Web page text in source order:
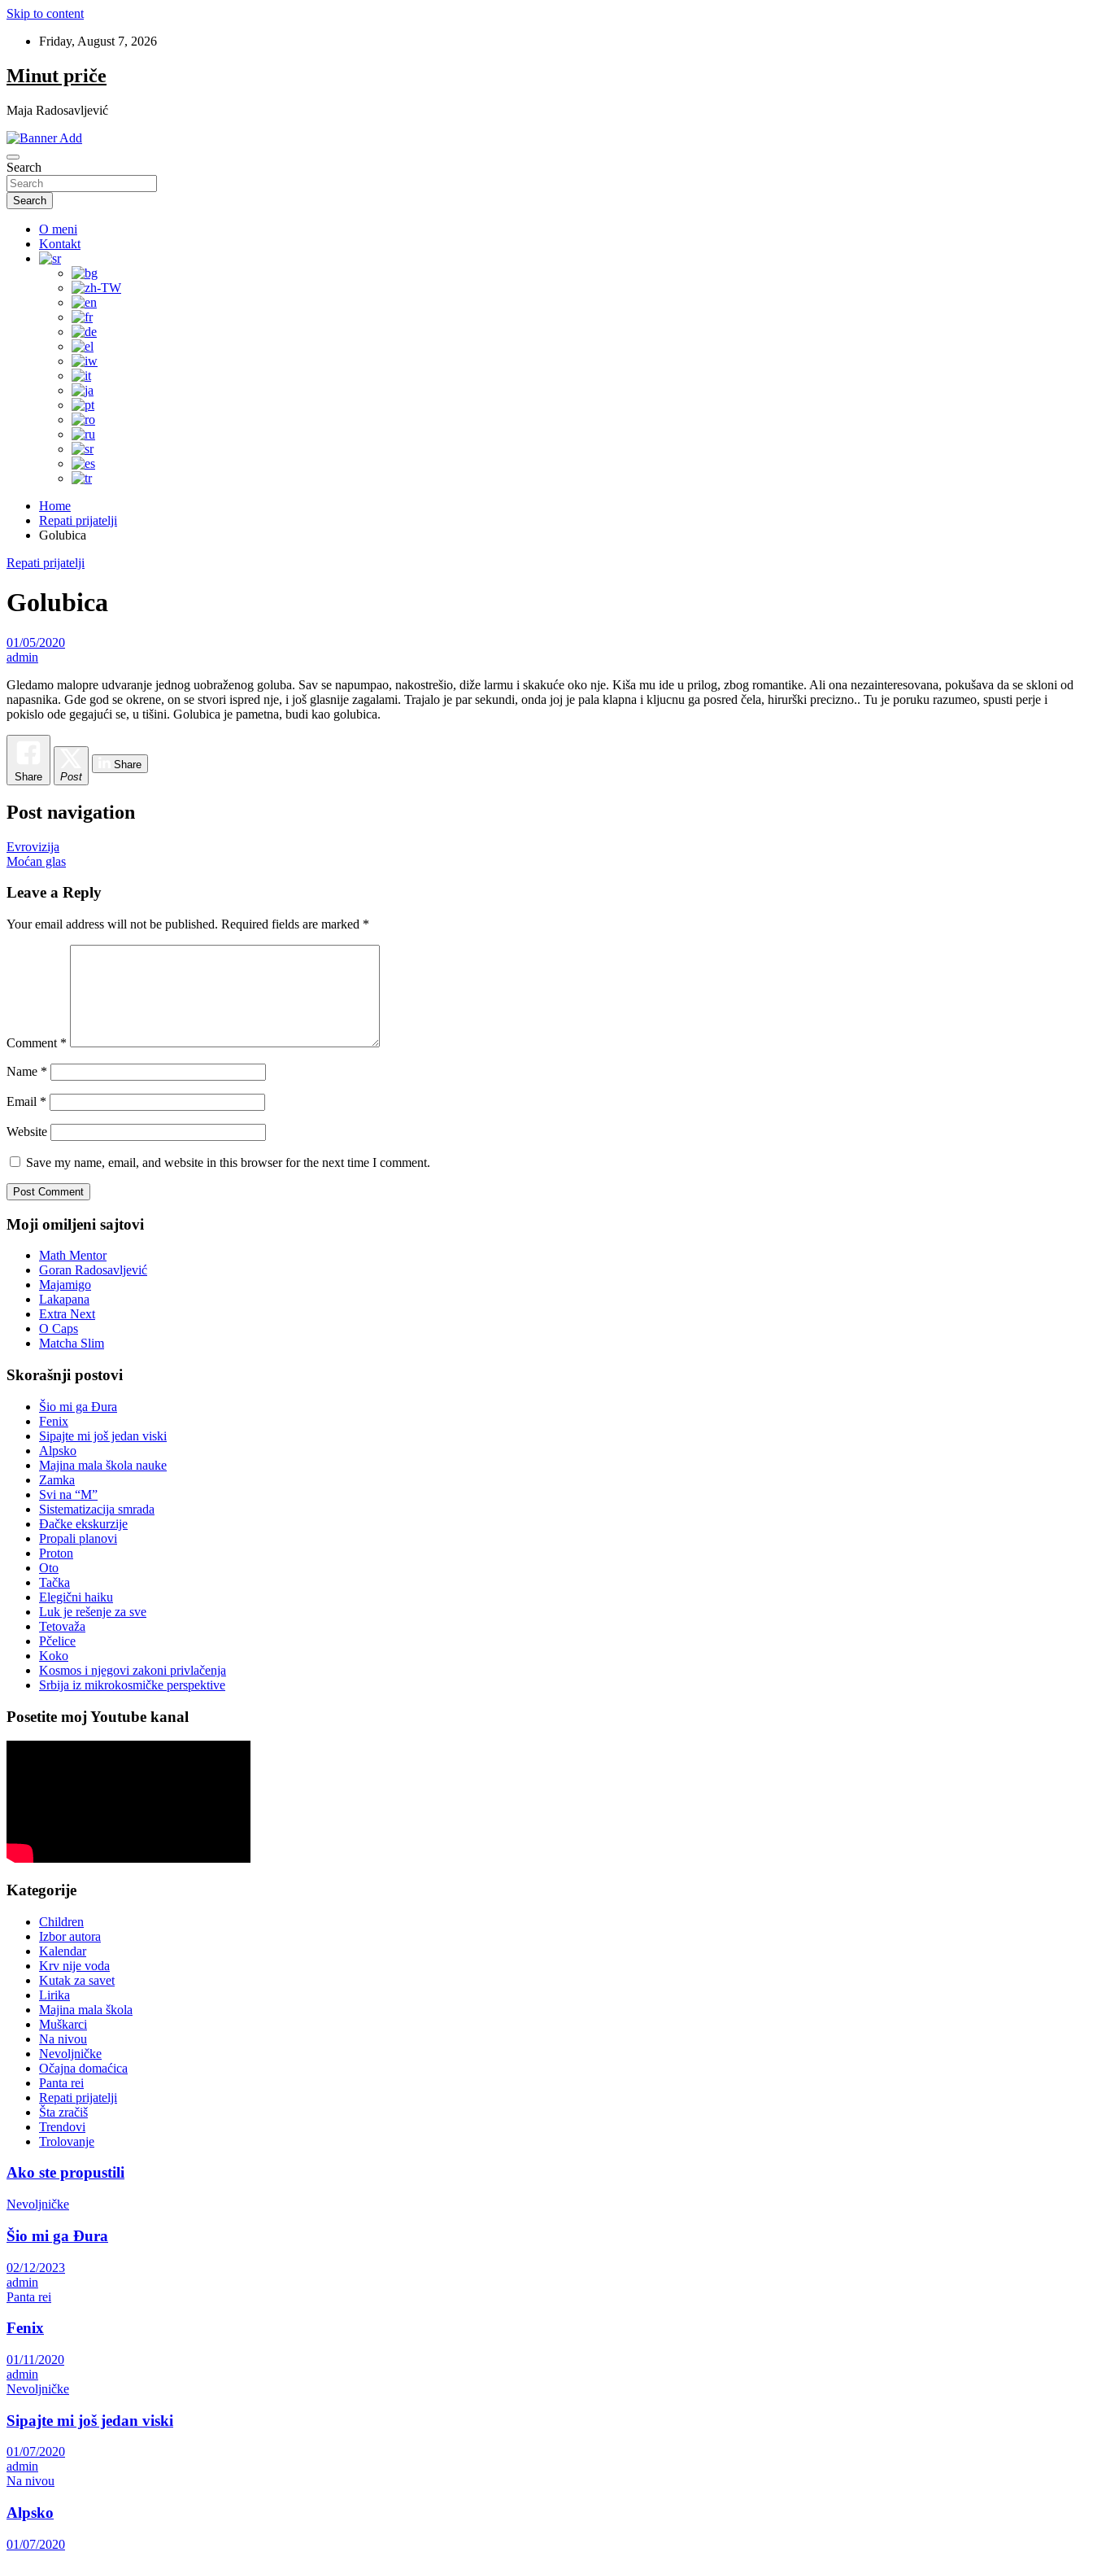
Skip to content
Friday, August 7, 2026
Minut priče
Maja Radosavljević
Search
Search
O meni
Kontakt
Home
Repati prijatelji
Golubica
Repati prijatelji
Golubica
01/05/2020
admin
Gledamo malopre udvaranje jednog uobraženog goluba. Sav se napumpao, nakostrešio, diže larmu i skakuće oko nje. Kiša mu ide u prilog, zbog romantike. Ali ona nezainteresovana, pokušava da se skloni od
napasnika. Gde god se okrene, on se stvori ispred nje, i još glasnije zagalami. Trajalo je par sekundi, onda joj je pala klapna i kljucnu ga posred čela, hirurški precizno.. Tu je poruku razumeo, spusti perje i
pokislo ode gegajući se, u tišini. Golubica je pametna, budi kao golubica.
Share Post
Share
Post navigation
Evrovizija
Moćan glas
Leave a Reply
Your email address will not be published. Required fields are marked *
Comment *
Name *
Email *
Website
Save my name, email, and website in this browser for the next time I comment.
Moji omiljeni sajtovi
Math Mentor
Goran Radosavljević
Majamigo
Lakapana
Extra Next
O Caps
Matcha Slim
Skorašnji postovi
Šio mi ga Đura
Fenix
Sipajte mi još jedan viski
Alpsko
Majina mala škola nauke
Zamka
Svi na “M”
Sistematizacija smrada
Đačke ekskurzije
Propali planovi
Proton
Oto
Tačka
Elegični haiku
Luk je rešenje za sve
Tetovaža
Pčelice
Koko
Kosmos i njegovi zakoni privlačenja
Srbija iz mikrokosmičke perspektive
Posetite moj Youtube kanal
Kategorije
Children
Izbor autora
Kalendar
Krv nije voda
Kutak za savet
Lirika
Majina mala škola
Muškarci
Na nivou
Nevoljničke
Očajna domaćica
Panta rei
Repati prijatelji
Šta zračiš
Trendovi
Trolovanje
Ako ste propustili
Nevoljničke
Šio mi ga Đura
02/12/2023
admin
Panta rei
Fenix
01/11/2020
admin
Nevoljničke
Sipajte mi još jedan viski
01/07/2020
admin
Na nivou
Alpsko
01/07/2020